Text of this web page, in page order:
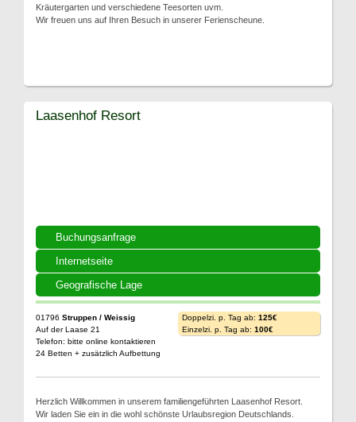
Kräutergarten und verschiedene Teesorten uvm.
Wir freuen uns auf Ihren Besuch in unserer Ferienscheune.
Buchungsanfrage
Internetseite
Geografische Lage
Laasenhof Resort
01796 Struppen / Weissig
Auf der Laase 21
Telefon: bitte online kontaktieren
24 Betten + zusätzlich Aufbettung
Doppelzi. p. Tag ab: 125€
Einzelzi. p. Tag ab: 100€
Herzlich Willkommen in unserem familiengeführten Laasenhof Resort.
Wir laden Sie ein in die wohl schönste Urlaubsregion Deutschlands.